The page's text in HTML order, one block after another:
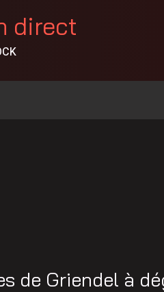
direct
de Griendel à